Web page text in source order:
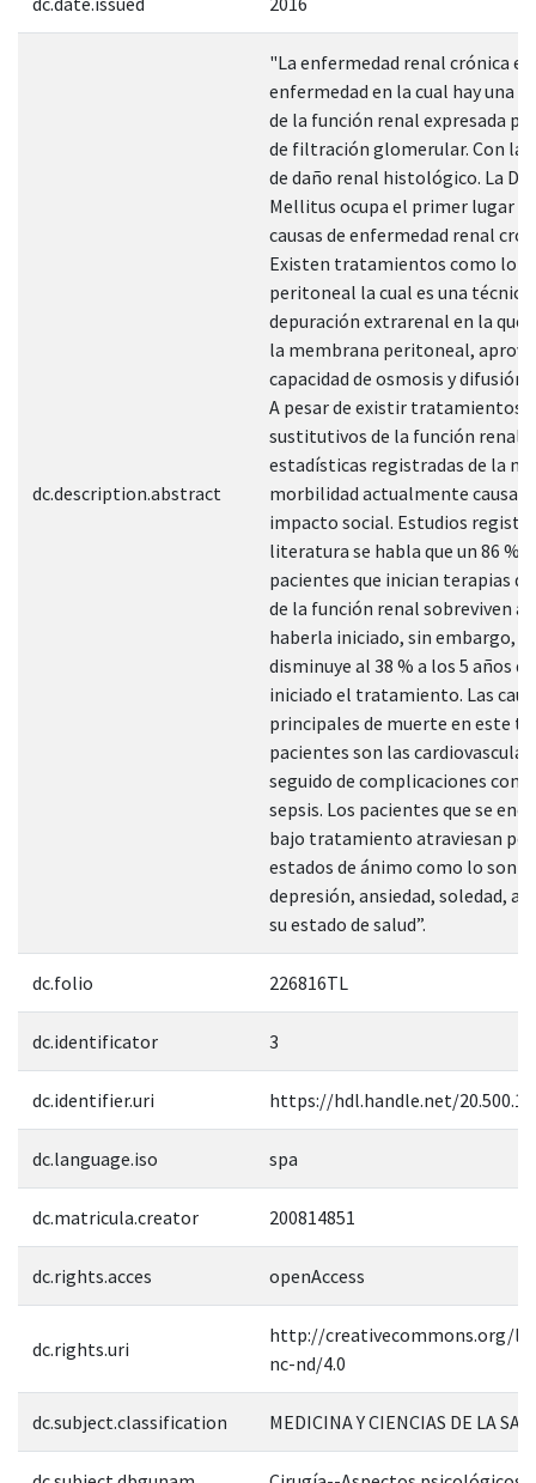
dc.description.abstract
"La enfermedad renal crónica es
enfermedad en la cual hay una
de la función renal expresada
de filtración glomerular. Con la
de daño renal histológico. La
Mellitus ocupa el primer lugar
causas de enfermedad renal
Existen tratamientos como lo
peritoneal la cual es una técnica
depuración extrarenal en la que
la membrana peritoneal,
capacidad de osmosis y difusión
A pesar de existir tratamientos
sustitutivos de la función renal,
estadísticas registradas de la
morbilidad actualmente causan
impacto social. Estudios
literatura se habla que un 86 %
pacientes que inician terapias
de la función renal sobreviven al
haberla iniciado, sin embargo,
disminuye al 38 % a los 5 años
iniciado el tratamiento. Las
principales de muerte en este
pacientes son las
seguido de complicaciones
sepsis. Los pacientes que se
bajo tratamiento atraviesan
estados de ánimo como lo son la
depresión, ansiedad, soledad,
su estado de salud”.
dc.folio 226816TL
dc.identificator 3
dc.identifier.uri https://hdl.handle.net/
dc.language.iso spa
dc.matricula.creator 200814851
dc.rights.acces openAccess
dc.rights.uri
http://creativecommons.org/
nc-nd/4.0
dc.subject.classification MEDICINA Y CIENCIAS DE LA